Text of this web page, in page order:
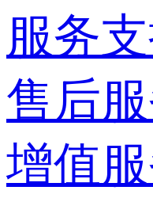
服务
售后
增值